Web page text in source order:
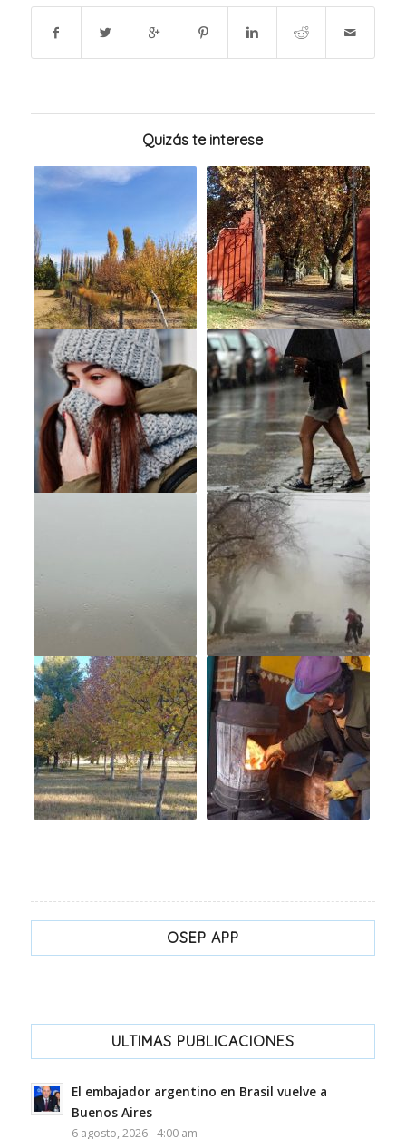
Quizás te interese
OSEP APP
ULTIMAS PUBLICACIONES
El embajador argentino en Brasil vuelve a
Buenos Aires
6 agosto, 2026 - 4:00 am